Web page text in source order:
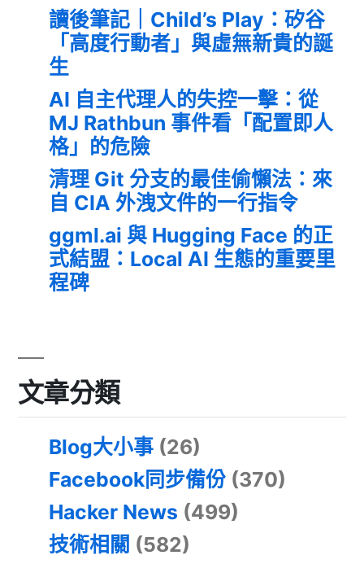
讀後筆記｜Child’s Play：矽谷
「高度行動者」與虛無新貴的誕
生
AI 自主代理人的失控一擊：從
MJ Rathbun 事件看「配置即人
格」的危險
清理 Git 分支的最佳偷懶法：來
自 CIA 外洩文件的一行指令
ggml.ai 與 Hugging Face 的正
式結盟：Local AI 生態的重要里
程碑
文章分類
Blog大小事 (26)
Facebook同步備份 (370)
Hacker News (499)
技術相關 (582)